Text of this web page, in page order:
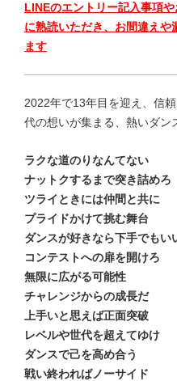
LINEのエントリー記入事項
に熟読いただき、お間違えや
ます
2022年で13年目を迎え、信
代の想いが集まる、熱いダン
ラクな道のりなんてない
ナットクするまで突き詰めろ
ツライときには仲間と共に
プライドかけて挑む舞台
ダンスが好きなら下手でもい
コンテストへの扉を開けろ
無限に広がる可能性
チャレンジからの成長だ
上手いと思えば正面突破
レベルや世代を超えてゆけ
ダンスで己を高め合う
戦い終わればノーサイド